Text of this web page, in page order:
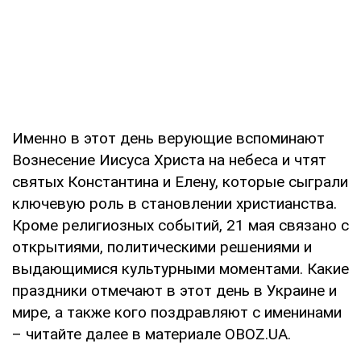
Именно в этот день верующие вспоминают
Вознесение Иисуса Христа на небеса и чтят
святых Константина и Елену, которые сыграли
ключевую роль в становлении христианства.
Кроме религиозных событий, 21 мая связано с
открытиями, политическими решениями и
выдающимися культурными моментами. Какие
праздники отмечают в этот день в Украине и
мире, а также кого поздравляют с именинами
– читайте далее в материале OBOZ.UA.